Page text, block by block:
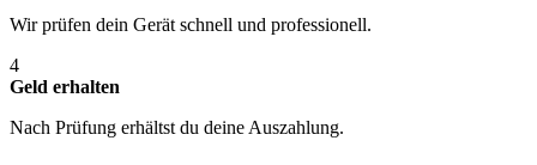
Wir prüfen dein Gerät schnell und professionell.
4
Geld erhalten
Nach Prüfung erhältst du deine Auszahlung.